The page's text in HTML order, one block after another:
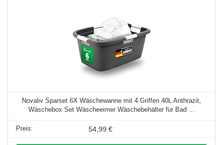
Novaliv Sparset 6X Wäschewanne mit 4 Griffen 40L Anthrazit,
Wäschebox Set Wäscheeimer Wäschebehälter für Bad ...
54,99 €